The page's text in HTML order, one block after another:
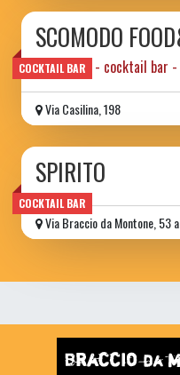
COCKTAIL BAR
SCOMODO
ristorante - cocktail bar -
Via Casilina, 198
COCKTAIL BAR
SPIRITO
Via Braccio da Montone, 53 a